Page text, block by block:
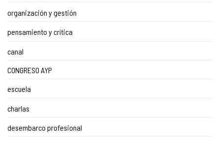
organización y gestión
pensamiento y crítica
canal
CONGRESO AYP
escuela
charlas
desembarco profesional